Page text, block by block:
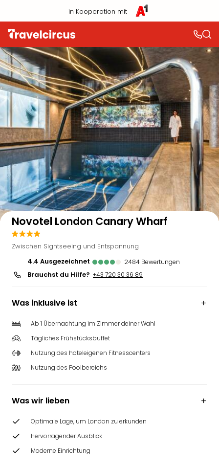
in Kooperation mit
Auf der Karte anzeigen
Novotel London Canary Wharf
Zwischen Sightseeing und Entspannung
4.4
ausgezeichnet 2484 Bewertungen
Brauchst du Hilfe? +43 720 30 36 89
Was inklusive ist
Ab 1 Übernachtung im Zimmer deiner Wahl
Tägliches Frühstücksbuffet
Nutzung des hoteleigenen Fitnesscenters
Nutzung des Poolbereichs
Was wir lieben
Optimale Lage, um London zu erkunden
Hervorragender Ausblick
Moderne Einrichtung